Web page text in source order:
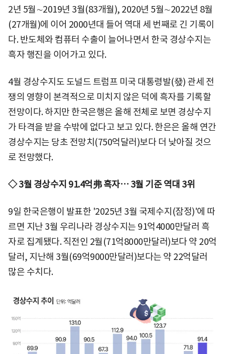
2년 5월∼2019년 3월(83개월), 2020년 5월∼2022년 8월
(27개월)에 이어 2000년대 들어 역대 세 번째로 긴 기록이
다. 반도체와 컴퓨터 수출이 늘어나면서 한국 경상수지는
흑자 행진을 이어가고 있다.
4월 경상수지도 도널드 트럼프 미국 대통령발(發) 관세 전
쟁의 영향이 본격적으로 미치지 않은 덕에 흑자를 기록할
전망이다. 하지만 한국은행은 올해 전체로 보면 경상수지
가 타격을 받을 수밖에 없다고 보고 있다. 한은은 올해 연간
경상수지는 당초 전망치(750억달러)보다 더 낮아질 것으
로 전망했다.
◇ 3월 경상수지 91.4억弗 흑자… 3월 기준 역대 3위
9일 한국은행이 발표한 '2025년 3월 국제수지(잠정)'에 따
르면 지난 3월 우리나라 경상수지는 91억4000만달러 흑
자로 집계됐다. 직전인 2월(71억8000만달러)보다 약 20억
달러, 지난해 3월(69억9000만달러)보다는 약 22억달러
많은 수치다.